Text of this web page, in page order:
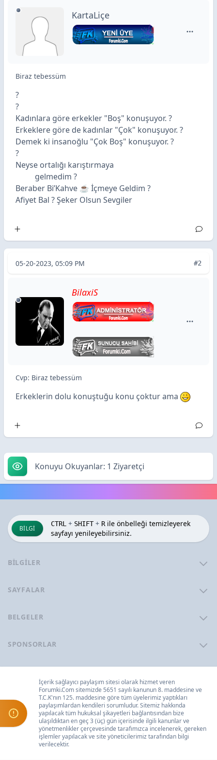
KartaLiçe
Biraz tebessüm
?
?
Kadınlara göre erkekler "Boş" konuşuyor. ?
Erkeklere göre de kadınlar "Çok" konuşuyor. ?
Demek ki insanoğlu "Çok Boş" konuşuyor. ?
?
Neyse ortalığı karıştırmaya
gelmedim ?
Beraber Bi’Kahve ☕️ İçmeye Geldim ?
Afiyet Bal ? Şeker Olsun Sevgiler
05-20-2023, 05:09 PM #2
BilaxiS
Cvp: Biraz tebessüm
Erkeklerin dolu konuştuğu konu çoktur ama
Konuyu Okuyanlar: 1 Ziyaretçi
BILGI
CTRL + SHIFT + Rile önbelleği temizleyerek
sayfayı yenileyebilirsiniz.
BILGILER
SAYFALAR
BELGELER
SPONSORLAR
İçerik sağlayıcı paylaşım sitesi olarak hizmet veren
Forumki.Comsitemizde 5651 sayılı kanunun 8. maddesine ve
T.C.K'nın 125. maddesine göre tüm üyelerimiz yaptıkları
paylaşımlardan kendileri sorumludur. Sitemiz hakkında
yapılacak tüm hukuksal şikayetleri bağlantısından bize
ulaşıldıktan en geç 3 (üç) gün içerisinde ilgili kanunlar ve
yönetmenlikler çerçevesinde tarafımızca incelenerek, gereken
işlemler yapılacak ve site yöneticilerimiz tarafından bilgi
verilecektir.